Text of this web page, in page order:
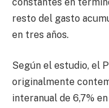
resto del gasto
en tres años.
Según el estudio, el
originalmente
interanual de 6,7%